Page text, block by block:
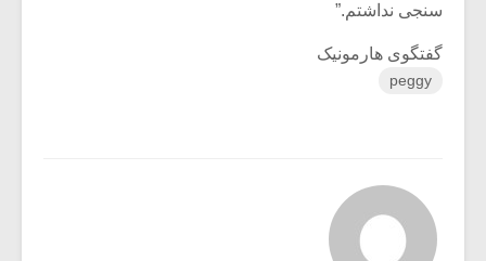
سنجی نداشتم.”
گفتگوی هارمونیک
peggy